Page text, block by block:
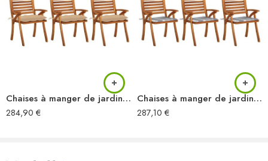
Empilable
Résistance aux intempéries et à la rouille
L’assemblage est requis
Chaises à manger de jardin avec coussins lot de 3 Acacia massif
284,90 €
Chaises à manger de jardin avec coussins lot de 3 Acacia massif
287,10 €